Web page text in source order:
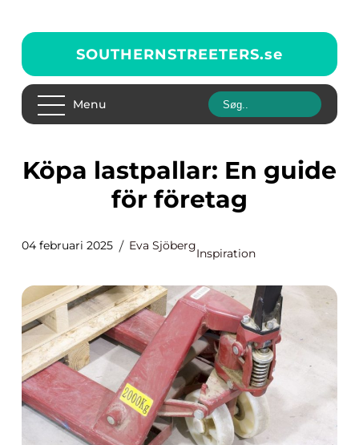
SOUTHERNSTREETERS.se
Menu
Köpa lastpallar: En guide
för företag
04 februari 2025 Eva Sjöberg
Inspiration